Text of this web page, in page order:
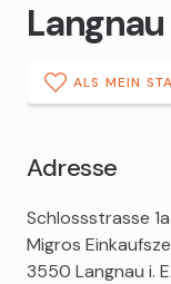
Langnau
ALS MEIN
Adresse
DROPA
Drogerie
Apotheke
Schlossstrasse 1a
Migros
3550 Langnau i. E.